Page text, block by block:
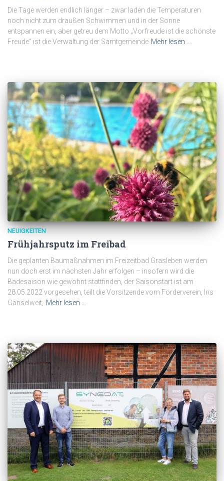
Die Tage werden endlich länger – zwar laden die Temperaturen
noch nicht zum draußen Schwimmen und in der Sonne
entspannen ein, aber getreu dem Motto „Vorfreude ist die schönste
Freude“ ist die Verwaltung der Samtgemeinde Mehr lesen …
NEUIGKEITEN
Frühjahrsputz im Freibad
Die geplanten Baumaßnahmen im Freizeitbad Grasleben werden
nun doch erst im nächsten Jahr erfolgen – insofern wird die
Badesaison wie gewohnt stattfinden, der Saisonstart ist am
28.05.2022 vorgesehen, teilt die Vorsitzende vom Förderverein, Iris
Ganselweit, Mehr lesen …